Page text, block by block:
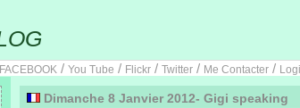
FACEBOOK / You Tube / Flickr / Twitter / Me Contacter /
Dimanche 8 Janvier 2012- Gigi speaking